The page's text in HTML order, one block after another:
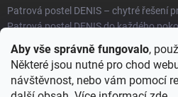
Aby vše správně fungovalo,
Některé jsou nutné pro chod
návštěvnost, nebo vám pomocí
Patrová postel DENIS – chytré řešení
Patrová postel DENIS do každého
Rozkládací postele RELAX – ideální
každodenní spaní
Rozkládací postel, která se přizpůsobí